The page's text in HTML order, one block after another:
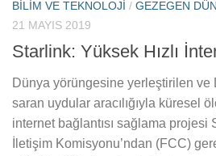
BILIM VE TEKNOLOJI / GEZEGEN
21 MAYIS 2019
Starlink: Yüksek Hızlı
Dünya yörüngesine yerleştirilen ve
saran uydular aracılığıyla küresel
internet bağlantısı sağlama projesi
İletişim Komisyonu’ndan (FCC)